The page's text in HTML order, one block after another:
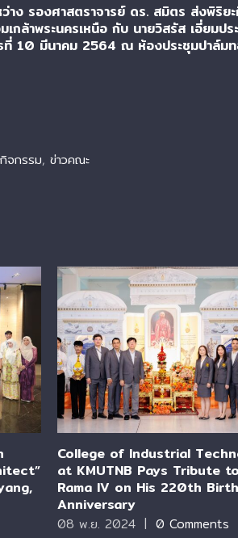
าง รองศาสตราจารย์ ดร. สมิตร ส่งพิริย
เกล้าพระนครเหนือ กับ นายวิสรัส เอี่ยม
10 มีนาคม 2564 ณ ห้องประชุมปาล์ม
จกรรม, ข่าวคณะ
College of Industrial
at KMUTNB Pays Tribute
Rama IV on His 220th Birth
Anniversary
08 พ.ย. 2024 | 0 Comments